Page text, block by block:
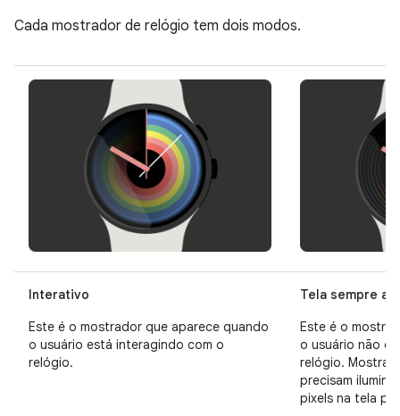
Cada mostrador de relógio tem dois modos.
Interativo
Este é o mostrador que aparece quando
o usuário está interagindo com o
relógio.
Tela sempre
Este é o
o usuário não
relógio.
precisam
pixels na tela